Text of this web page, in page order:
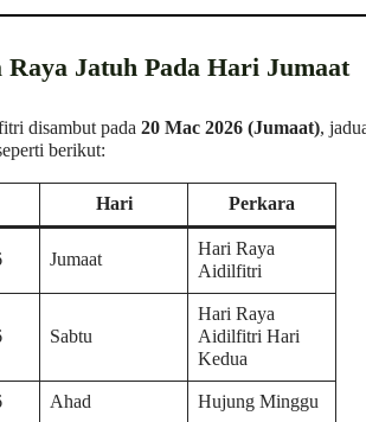
Raya Jatuh Pada Hari Jumaat
disambut pada 20 Mac 2026 (Jumaat),
berikut:
Hari Perkara
Jumaat
Hari Raya
Aidilfitri
Sabtu
Hari Raya
Aidilfitri Hari
Kedua
Ahad Hujung Minggu